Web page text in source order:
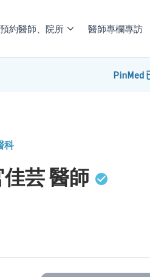
約醫師、院所 醫師專欄專訪
PinMed
科
佳芸醫師